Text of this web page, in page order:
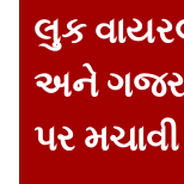
લુક
અને
પર